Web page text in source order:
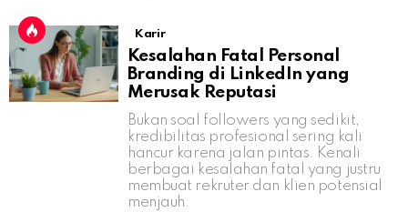
Karir
Kesalahan Fatal Personal
Branding di LinkedIn yang
Merusak Reputasi
Bukan soal followers yang sedikit,
kredibilitas profesional sering kali
hancur karena jalan pintas. Kenali
berbagai kesalahan fatal yang justru
membuat rekruter dan klien potensial
menjauh.